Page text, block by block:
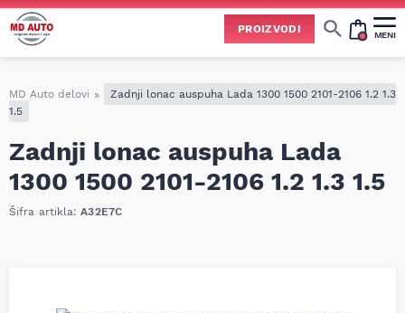
PROIZVODI MENI
MD Auto delovi »
Zadnji lonac auspuha Lada 1300 1500 2101-2106 1.2 1.3
1.5
Zadnji lonac auspuha Lada
1300 1500 2101-2106 1.2 1.3 1.5
Šifra artikla:A32E7C